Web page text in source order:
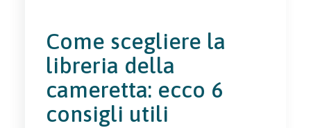
Come scegliere la
libreria della
cameretta: ecco 6
consigli utili